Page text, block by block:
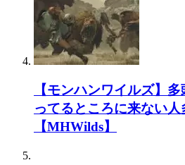
【モンハンワイルズ】
ってるところに来ない人
【MHWilds】